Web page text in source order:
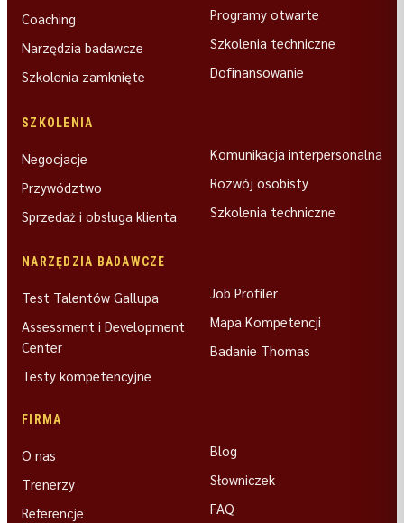
Coaching
Narzędzia badawcze
Szkolenia zamknięte
Programy otwarte
Szkolenia techniczne
Dofinansowanie
SZKOLENIA
Negocjacje
Przywództwo
Sprzedaż i obsługa klienta
Komunikacja interpersonalna
Rozwój osobisty
Szkolenia techniczne
NARZĘDZIA BADAWCZE
Test Talentów Gallupa
Assessment i Development
Center
Testy kompetencyjne
Job Profiler
Mapa Kompetencji
Badanie Thomas
FIRMA
O nas
Trenerzy
Referencje
Blog
Słowniczek
FAQ